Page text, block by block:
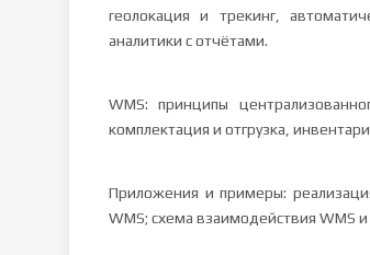
геолокация и трекинг,
аналитики с отчётами.
WMS: принципы
комплектация и отгрузка,
Приложения и примеры:
WMS; схема взаимодействия WMS и